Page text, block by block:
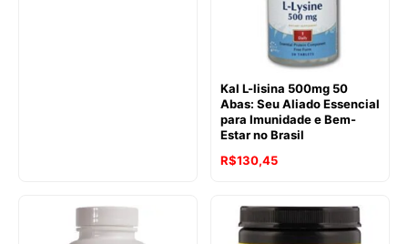
Kal L-lisina 500mg 50
Abas: Seu Aliado Essencial
para Imunidade e Bem-
Estar no Brasil
R$130,45